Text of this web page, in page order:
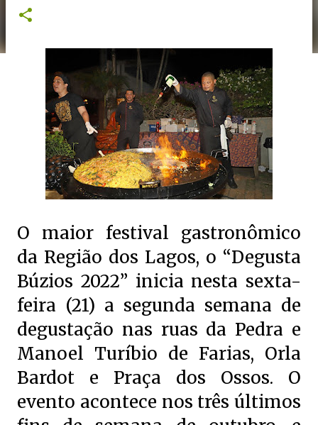
O maior festival gastronômico
da Região dos Lagos, o “Degusta
Búzios 2022” inicia nesta sexta-
feira (21) a segunda semana de
degustação nas ruas da Pedra e
Manoel Turíbio de Farias, Orla
Bardot e Praça dos Ossos. O
evento acontece nos três últimos